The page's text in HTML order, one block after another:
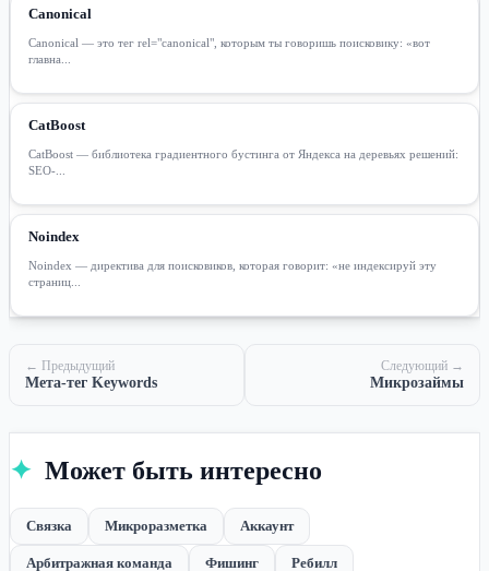
Canonical
Canonical — это тег rel="canonical", которым ты говоришь поисковику: «вот
главна...
CatBoost
CatBoost — библиотека градиентного бустинга от Яндекса на деревьях решений:
SEO-...
Noindex
Noindex — директива для поисковиков, которая говорит: «не индексируй эту
страниц...
← Предыдущий
Мета-тег Keywords
Следующий →
Микрозаймы
✦ Может быть интересно
Связка Микроразметка Аккаунт
Арбитражная команда Фишинг Ребилл